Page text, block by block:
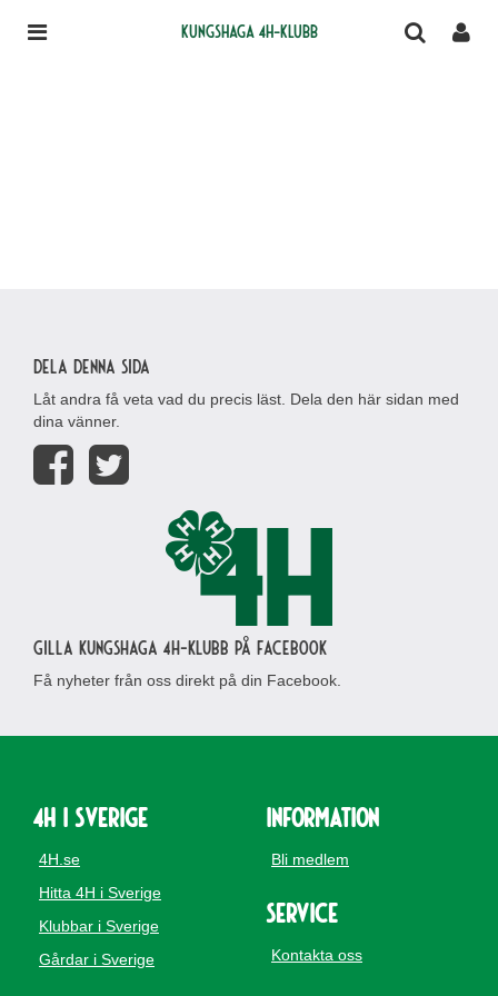
Kungshaga 4H-klubb
Dela denna sida
Låt andra få veta vad du precis läst. Dela den här sidan med
dina vänner.
Gilla Kungshaga 4H-klubb på Facebook
Få nyheter från oss direkt på din Facebook.
4H i Sverige
4H.se
Hitta 4H i Sverige
Klubbar i Sverige
Gårdar i Sverige
Information
Bli medlem
Service
Kontakta oss